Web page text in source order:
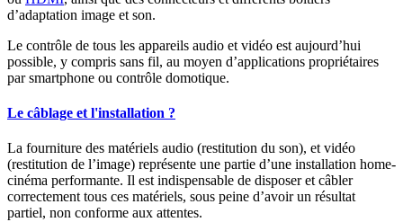
d’adaptation image et son.
Le contrôle de tous les appareils audio et vidéo est aujourd’hui
possible, y compris sans fil, au moyen d’applications propriétaires
par smartphone ou contrôle domotique.
Le câblage et l'installation ?
La fourniture des matériels audio (restitution du son), et vidéo
(restitution de l’image) représente une partie d’une installation home-
cinéma performante. Il est indispensable de disposer et câbler
correctement tous ces matériels, sous peine d’avoir un résultat
partiel, non conforme aux attentes.